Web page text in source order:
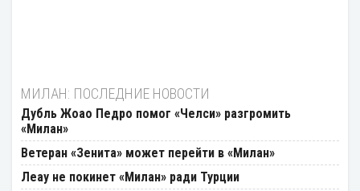
МИЛАН: ПОСЛЕДНИЕ НОВОСТИ
Дубль Жоао Педро помог «Челси» разгромить
«Милан»
Ветеран «Зенита» может перейти в «Милан»
Леау не покинет «Милан» ради Турции